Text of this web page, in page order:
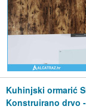
Kuhinjski ormarić
Konstruirano drvo